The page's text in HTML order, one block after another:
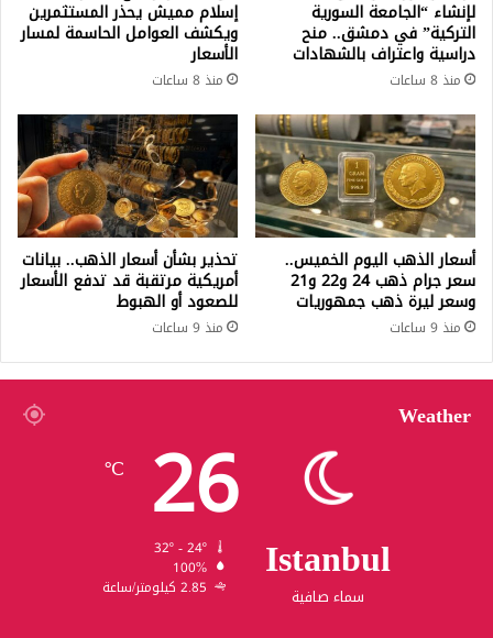
لإنشاء “الجامعة السورية
التركية” في دمشق.. منح
دراسية واعتراف بالشهادات
منذ 8 ساعات
إسلام مميش يحذر المستثمرين
ويكشف العوامل الحاسمة لمسار
الأسعار
منذ 8 ساعات
أسعار الذهب اليوم الخميس..
سعر جرام ذهب 24 و22 و21
وسعر ليرة ذهب جمهوريات
منذ 9 ساعات
تحذير بشأن أسعار الذهب.. بيانات
أمريكية مرتقبة قد تدفع الأسعار
للصعود أو الهبوط
منذ 9 ساعات
Weather
Istanbul
سماء صافية
26
℃
100%
2.85 كيلومتر/ساعة